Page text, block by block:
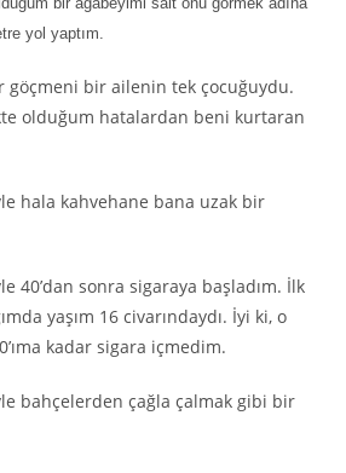
yol yaptım.
göçmeni bir ailenin tek çocuğuydu.
olduğum hatalardan beni kurtaran
hala kahvehane bana uzak bir
40’dan sonra sigaraya başladım. İlk
yaşım 16 civarındaydı. İyi ki, o
kadar sigara içmedim.
bahçelerden çağla çalmak gibi bir